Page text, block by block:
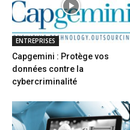
ENTREPRISES
Capgemini : Protège vos
données contre la
cybercriminalité